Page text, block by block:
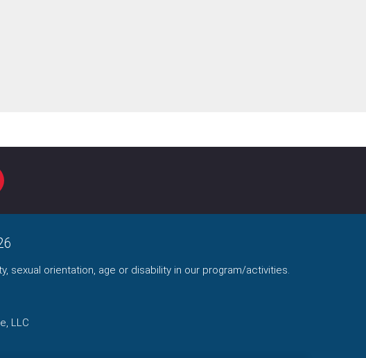
YOUTUBE
sexual orientation, age or disability in our program/activities.
LLC